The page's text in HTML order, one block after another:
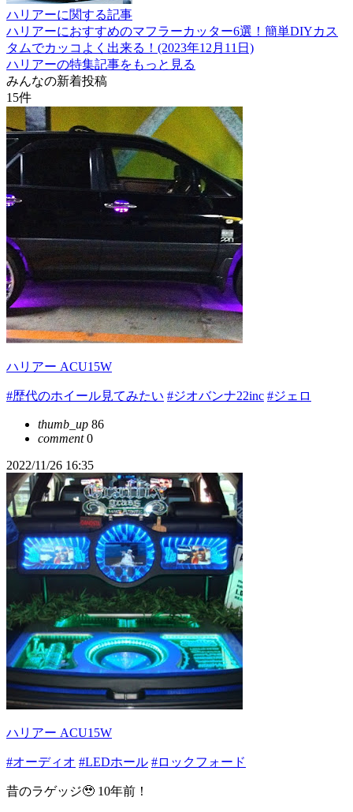
ハリアーに関する記事
ハリアーにおすすめのマフラーカッター6選！簡単DIYカス
タムでカッコよく出来る！(2023年12月11日)
ハリアーの特集記事をもっと見る
みんなの新着投稿
15件
ハリアー ACU15W
#歴代のホイール見てみたい #ジオバンナ22inc #ジェロ
thumb_up 86
comment0
2022/11/26 16:35
ハリアー ACU15W
#オーディオ #LEDホール #ロックフォード
昔のラゲッジ🥹 10年前！